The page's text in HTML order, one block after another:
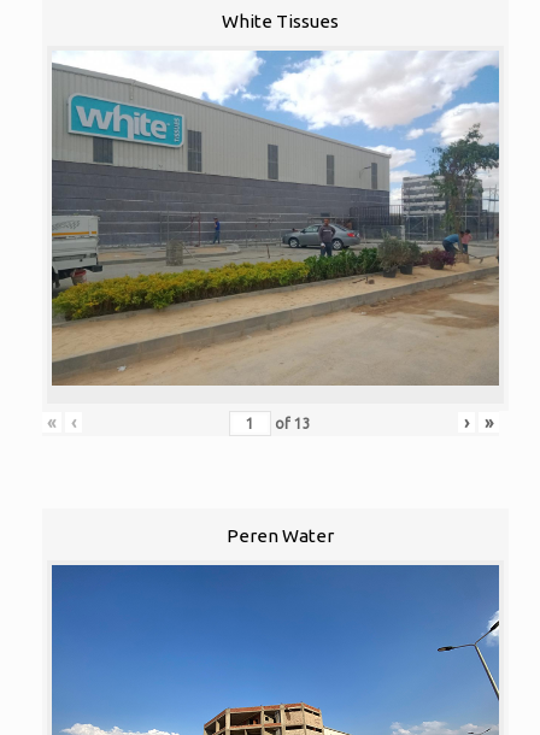
White Tissues
« ‹ of 13 › »
Peren Water